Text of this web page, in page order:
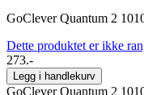
GoClever Quantum 2
Dette produktet er ikke
273.-
Legg i handlekurv
GoClever Quantum 2